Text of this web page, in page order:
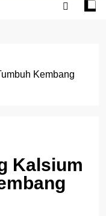
Kembang
Kalsium